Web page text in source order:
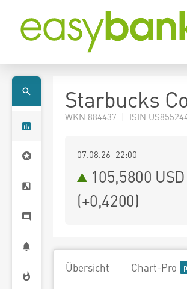
Starbucks
WKN 884437 | ISIN
07.08.26 22:00
105,5800 USD
(+0,4200)
Übersicht Chart-Pro